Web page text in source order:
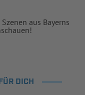
aus Bayerns
DICH